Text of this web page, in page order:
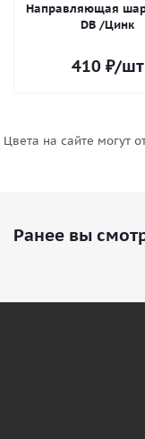
Направляющая
DB /Цинк
410 ₽/шт
Цвета на сайте могут
Ранее вы